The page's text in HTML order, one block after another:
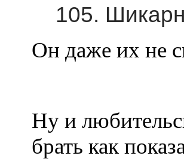
105.
Он даже их не
Ну и
брать как